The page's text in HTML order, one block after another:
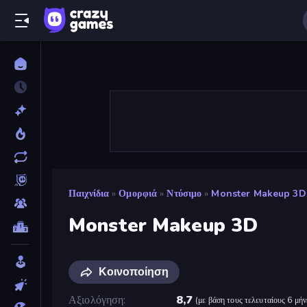
Παιχνίδια » Ομορφιά » Ντύσιμο » Monster Makeup 3D
Monster Makeup 3D
Κοινοποίηση
Αξιολόγηση
8,7 (με βάση τους τελευταίους 6